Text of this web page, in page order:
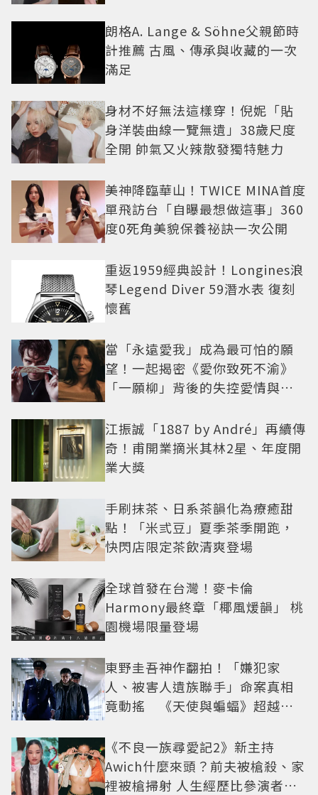
朗格A. Lange & Söhne父親節時
計推薦 古風、傳承與收藏的一次
滿足
身材不好無法這樣穿！倪妮「貼
身洋裝曲線一覽無遺」38歲尺度
全開 帥氣又火辣散發獨特魅力
美神降臨華山！TWICE MINA首度
單飛訪台「自曝最想做這事」360
度0死角美貌保養祕訣一次公開
重返1959經典設計！Longines浪
琴Legend Diver 59潛水表 復刻
懷舊
當「永遠愛我」成為最可怕的願
望！一起揭密《愛你致死不渝》
「一願柳」背後的失控愛情與爆
江振誠「1887 by André」再續傳
奇！甫開業摘米其林2星、年度開
業大獎
手刷抹茶、日系茶韻化為療癒甜
點！「米弎豆」夏季茶季開跑，
快閃店限定茶飲清爽登場
全球首發在台灣！麥卡倫
Harmony最終章「椰風煖韻」 桃
園機場限量登場
東野圭吾神作翻拍！「嫌犯家
人、被害人遺族聯手」命案真相
竟動搖 《天使與蝙蝠》超越懸
《不良一族尋愛記2》新主持
Awich什麼來頭？前夫被槍殺、家
裡被槍掃射 人生經歷比參演者還